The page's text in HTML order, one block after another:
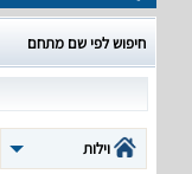
חיפוש לפי שם מתחם
וילות